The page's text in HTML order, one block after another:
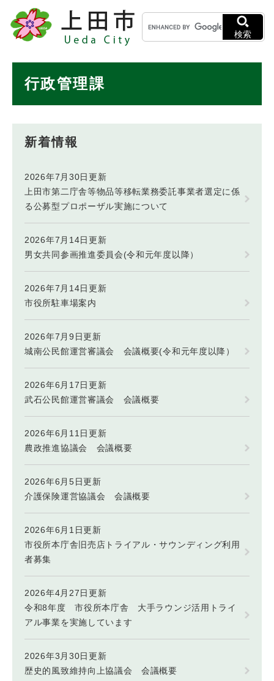
メニューを飛ばして本文へ
キ
ー
ワ
検索
行政管理課
新着情報
2026年7月30日更新
上田市第二庁舎等物品等移転業務委託事業者選定に係
る公募型プロポーザル実施について
2026年7月14日更新
男女共同参画推進委員会(令和元年度以降）
2026年7月14日更新
市役所駐車場案内
2026年7月9日更新
城南公民館運営審議会 会議概要(令和元年度以降）
2026年6月17日更新
武石公民館運営審議会 会議概要
2026年6月11日更新
農政推進協議会 会議概要
2026年6月5日更新
介護保険運営協議会 会議概要
2026年6月1日更新
市役所本庁舎旧売店トライアル・サウンディング利用
者募集
2026年4月27日更新
令和8年度 市役所本庁舎 大手ラウンジ活用トライ
アル事業を実施しています
2026年3月30日更新
歴史的風致維持向上協議会 会議概要